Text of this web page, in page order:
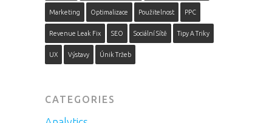
Marketing Optimalizace Použitelnost PPC
Revenue Leak Fix SEO Sociální Sítě Tipy A Triky
UX Výstavy Únik Tržeb
CATEGORIES